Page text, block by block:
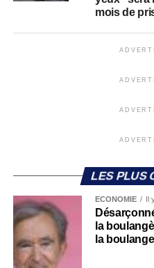
mois de
LES PLUS
ECONOMIE Il
la
la